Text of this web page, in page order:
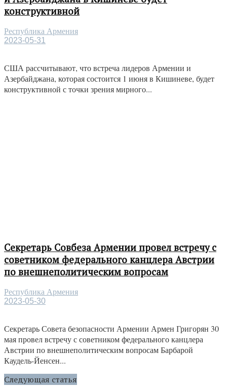
конструктивной
Республика Армения
2023-05-31
США рассчитывают, что встреча лидеров Армении и
Азербайджана, которая состоится 1 июня в Кишиневе, будет
конструктивной с точки зрения мирного...
Секретарь Совбеза Армении провел встречу с
советником федерального канцлера Австрии
по внешнеполитическим вопросам
Республика Армения
2023-05-30
Секретарь Совета безопасности Армении Армен Григорян 30
мая провел встречу с советником федерального канцлера
Австрии по внешнеполитическим вопросам Барбарой
Каудель-Йенсен...
Следующая статья